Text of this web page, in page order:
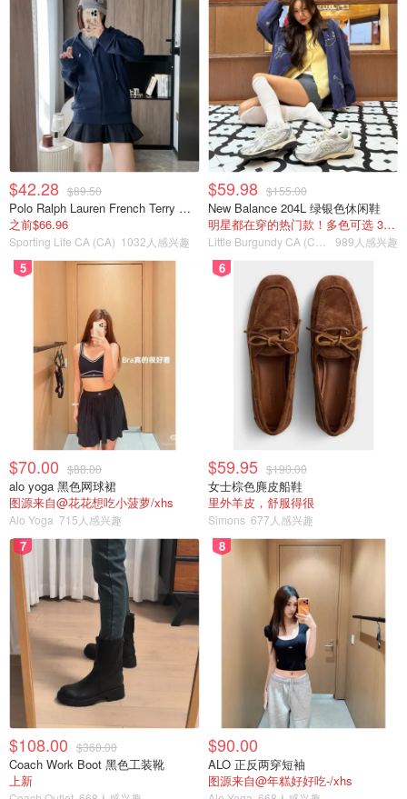
$42.28 $89.50
Polo Ralph Lauren French Terry 女童连帽卫衣 7-16码
之前$66.96
Sporting Life CA (CA) 1032人感兴趣
$59.98 $155.00
New Balance 204L 绿银色休闲鞋
明星都在穿的热门款！多色可选 3.8折
989人感兴趣
5
$70.00 $88.00
alo yoga 黑色网球裙
图源来自@花花想吃小菠萝/xhs
Alo Yoga 715人感兴趣
6
$59.95 $190.00
女士棕色麂皮船鞋
里外羊皮，舒服得很
Simons 677人感兴趣
7
$108.00 $360.00
Coach Work Boot 黑色工装靴
上新
8
$90.00
ALO 正反两穿短袖
图源来自@年糕好好吃-/xhs